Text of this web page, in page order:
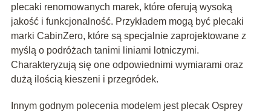
plecaki renomowanych marek, które oferują wysoką
jakość i funkcjonalność. Przykładem mogą być plecaki
marki CabinZero, które są specjalnie zaprojektowane z
myślą o podróżach tanimi liniami lotniczymi.
Charakteryzują się one odpowiednimi wymiarami oraz
dużą ilością kieszeni i przegródek.
Innym godnym polecenia modelem jest plecak Osprey